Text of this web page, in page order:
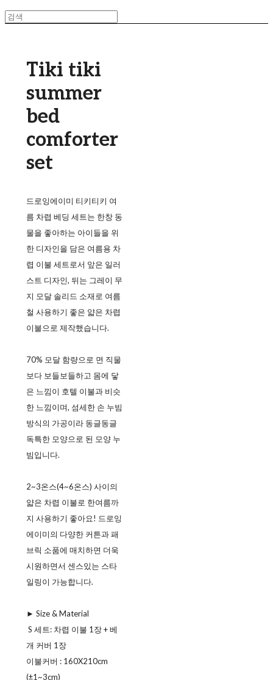
Tiki tiki
summer
bed
comforter
set
드로잉에이미 티키티키 여
름 차렵 베딩 세트는 한창 동
물을 좋아하는 아이들을 위
한 디자인을 담은 여름용 차
렵 이불 세트로서 앞은 일러
스트 디자인, 뒤는 그레이 무
지 모달 솔리드 소재로 여름
철 사용하기 좋은 얇은 차렵
이불으로 제작했습니다.
70% 모달 함량으로 면 직물
보다 보들보들하고 몸에 닿
은 느낌이 호텔 이불과 비슷
한 느낌이며, 섬세한 손 누빔
방식의 가공이라 동글동글
독특한 모양으로 된 모양 누
빔입니다.
2~3온스(4~6온스) 사이의
얇은 차렵 이불로 한여름까
지 사용하기 좋아요! 드로잉
에이미의 다양한 커튼과 패
브릭 소품에 매치하면 더욱
시원하면서 센스있는 스타
일링이 가능합니다.
► Size & Material
ㅤ S 세트: 차렵 이불 1장 + 베
개 커버 1장
ㅤ이불커버 : 160X210cm
(±1~3cm)